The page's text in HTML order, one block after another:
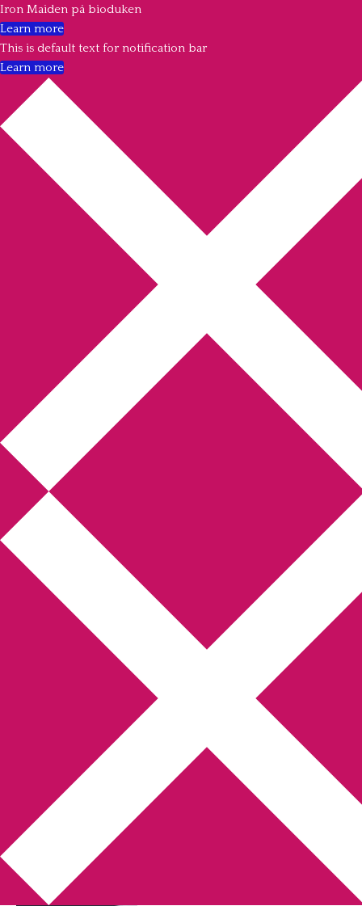
Annikas litteratur- och
kulturblogg
Deckare, kriminalromaner, thrillers
Boktolva Författarfemman
Webbshop Amazon
Bokbloggsjerka Bloggmaraton
Kriminalroman
Min tv-blogg
You are here: Kristina Ohlsson
Kristina Ohlsson i
Go´kväll
Kristina Ohlsson i Go´kväll
2011-04-04
Iron Maiden på bioduken
Learn more
This is default text for notification bar
Learn more